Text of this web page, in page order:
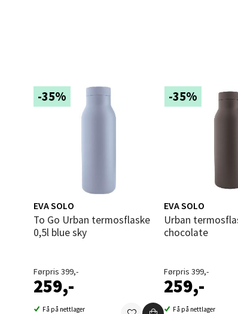
-35%
EVA SOLO
To Go Urban termosflaske
0,5l blue sky
Førpris 399,-
259,-
Få på nettlager
-35%
EVA SOLO
Urban termosflaske 0,5L
chocolate
Førpris 399,-
259,-
Få på nettlager